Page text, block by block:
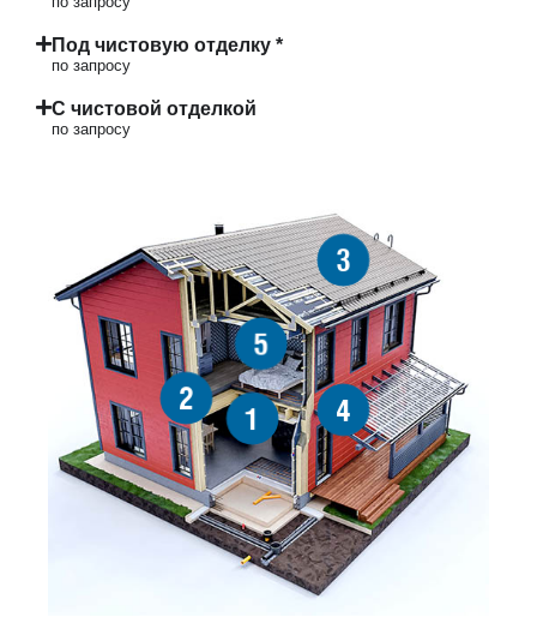
Под чистовую отделку *
по запросу
С чистовой отделкой
по запросу
1
2
3
4
5